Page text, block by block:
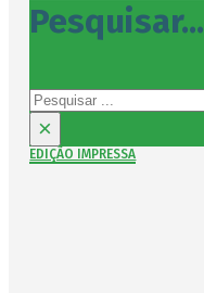
Pesquisar...
Pesquisar
×
EDIÇÃO IMPRESSA